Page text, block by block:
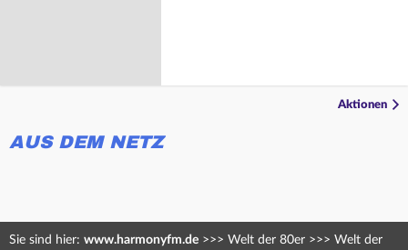
Aktionen
AUS DEM NETZ
Sie sind hier: www.harmonyfm.de >>> Welt der 80er >>> Welt der